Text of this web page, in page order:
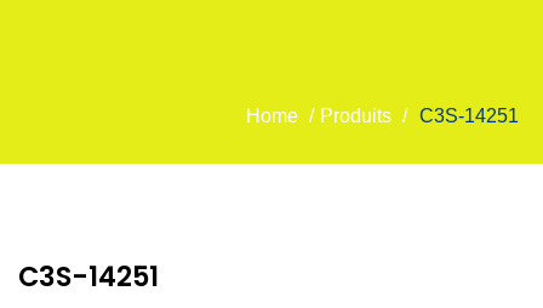
Home / Produits / C3S-14251
C3S-14251